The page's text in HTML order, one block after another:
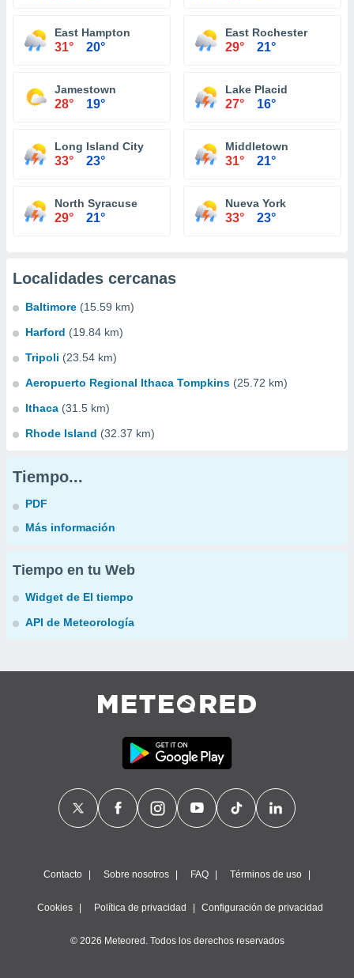
East Hampton
31° 20°
East Rochester
29° 21°
Jamestown
28° 19°
Lake Placid
27° 16°
Long Island City
33° 23°
Middletown
31° 21°
North Syracuse
29° 21°
Nueva York
33° 23°
Localidades cercanas
Baltimore (15.59 km)
Harford (19.84 km)
Tripoli (23.54 km)
Aeropuerto Regional Ithaca Tompkins (25.72 km)
Ithaca (31.5 km)
Rhode Island (32.37 km)
Tiempo...
PDF
Más información
Tiempo en tu Web
Widget de El tiempo
API de Meteorología
Contacto Sobre nosotros FAQ Términos de uso
Cookies Política de privacidad Configuración de privacidad
© 2026 Meteored. Todos los derechos reservados